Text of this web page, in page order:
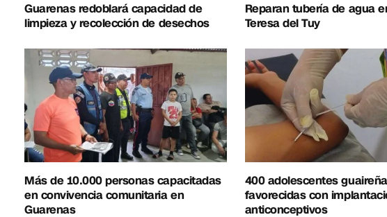
Guarenas redoblará capacidad de
limpieza y recolección de desechos
Reparan tubería de agua
Teresa del Tuy
Más de 10.000 personas capacitadas
en convivencia comunitaria en
Guarenas
400 adolescentes
favorecidas con
anticonceptivos